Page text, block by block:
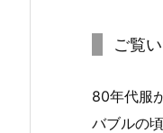
ご覧
80年代服
バブルの